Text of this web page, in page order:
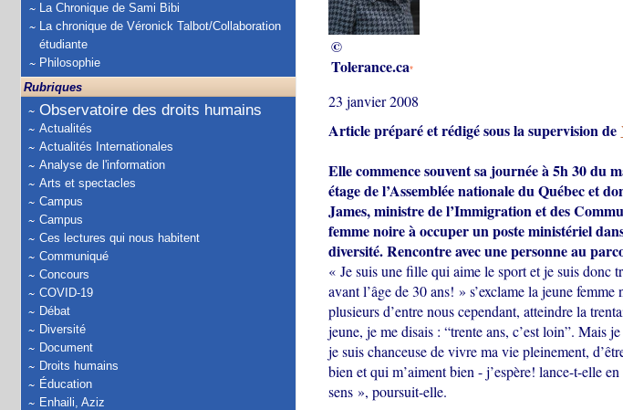
La Chronique de Sami Bibi
La chronique de Véronick Talbot/Collaboration
étudiante
Philosophie
Rubriques
Observatoire des droits humains
Actualités
Actualités Internationales
Analyse de l'information
Arts et spectacles
Campus
Campus
Ces lectures qui nous habitent
Communiqué
Concours
COVID-19
Débat
Diversité
Document
Droits humains
Éducation
Enhaili, Aziz
©
Tolerance.ca*
23 janvier 2008
Article préparé et rédigé sous la supervision de
Elle commence souvent sa journée à 5h 30 du
étage de l’Assemblée nationale du Québec et
James, ministre de l’Immigration et des
femme noire à occuper un poste ministériel
diversité. Rencontre avec une personne au
« Je suis une fille qui aime le sport et je suis donc
avant l’âge de 30 ans! » s’exclame la jeune
plusieurs d’entre nous cependant, atteindre la
jeune, je me disais : “trente ans, c’est loin”. Mais
je suis chanceuse de vivre ma vie pleinement,
bien et qui m’aiment bien - j’espère! lance-t-elle
sens », poursuit-elle.